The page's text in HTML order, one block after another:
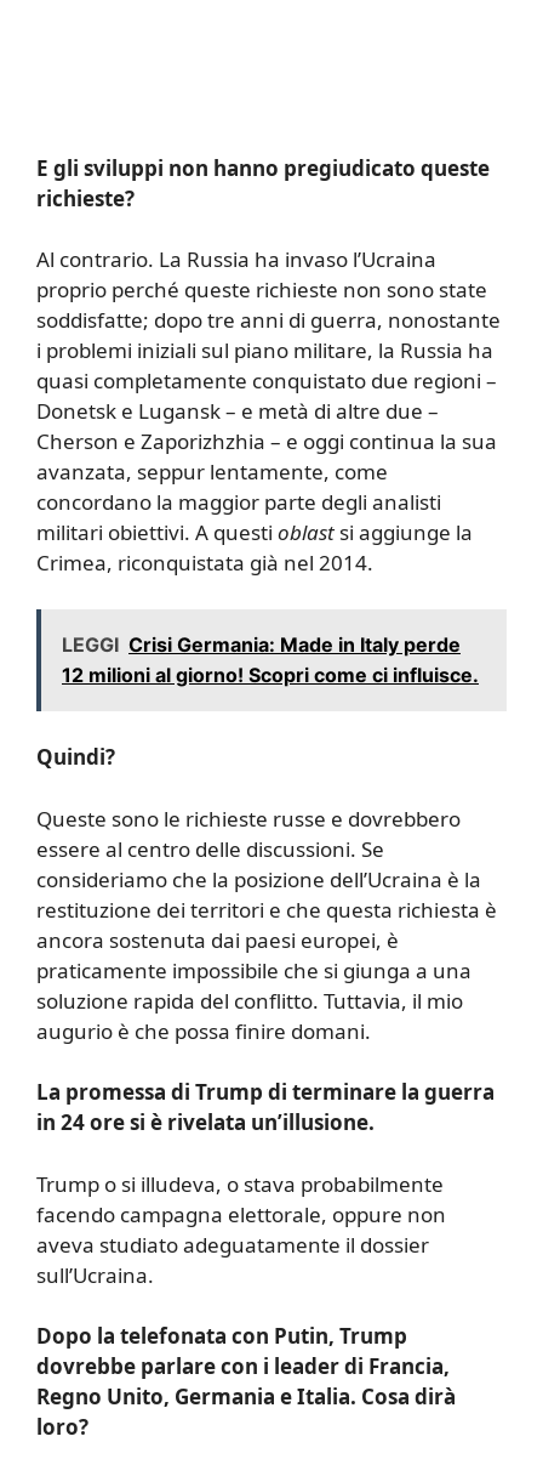
E gli sviluppi non hanno pregiudicato queste
richieste?
Al contrario. La Russia ha invaso l’Ucraina
proprio perché queste richieste non sono state
soddisfatte; dopo tre anni di guerra, nonostante
i problemi iniziali sul piano militare, la Russia ha
quasi completamente conquistato due regioni –
Donetsk e Lugansk – e metà di altre due –
Cherson e Zaporizhzhia – e oggi continua la sua
avanzata, seppur lentamente, come
concordano la maggior parte degli analisti
militari obiettivi. A questi oblast si aggiunge la
Crimea, riconquistata già nel 2014.
LEGGI Crisi Germania: Made in Italy perde
12 milioni al giorno! Scopri come ci influisce.
Quindi?
Queste sono le richieste russe e dovrebbero
essere al centro delle discussioni. Se
consideriamo che la posizione dell’Ucraina è la
restituzione dei territori e che questa richiesta è
ancora sostenuta dai paesi europei, è
praticamente impossibile che si giunga a una
soluzione rapida del conflitto. Tuttavia, il mio
augurio è che possa finire domani.
La promessa di Trump di terminare la guerra
in 24 ore si è rivelata un’illusione.
Trump o si illudeva, o stava probabilmente
facendo campagna elettorale, oppure non
aveva studiato adeguatamente il dossier
sull’Ucraina.
Dopo la telefonata con Putin, Trump
dovrebbe parlare con i leader di Francia,
Regno Unito, Germania e Italia. Cosa dirà
loro?